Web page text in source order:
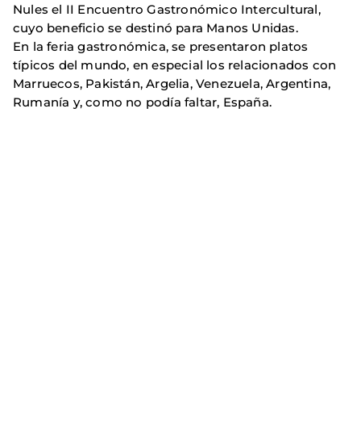
Nules el II Encuentro Gastronómico Intercultural,
cuyo beneficio se destinó para Manos Unidas.
En la feria gastronómica, se presentaron platos
típicos del mundo, en especial los relacionados con
Marruecos, Pakistán, Argelia, Venezuela, Argentina,
Rumanía y, como no podía faltar, España.